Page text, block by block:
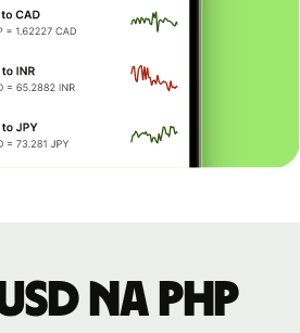
na PHP